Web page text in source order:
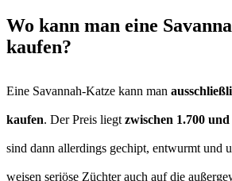
Wo kann man eine
kaufen?
Eine Savannah-Katze kann man
kaufen. Der Preis liegt zwischen 1.700 und
sind dann allerdings gechipt, entwurmt und
weisen seriöse Züchter auch auf die